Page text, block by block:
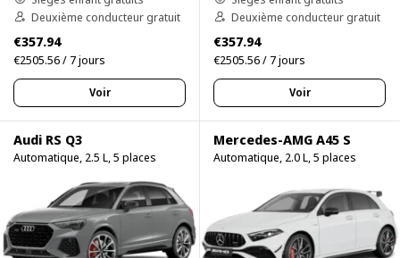
Deuxième conducteur gratuit
€357.94
€2505.56 / 7 jours
Voir
Deuxième conducteur gratuit
€357.94
€2505.56 / 7 jours
Voir
Audi RS Q3
Automatique, 2.5 L, 5 places
Mercedes-AMG A45 S
Automatique, 2.0 L, 5 places